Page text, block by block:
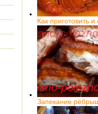
Как приготовить
Запекание